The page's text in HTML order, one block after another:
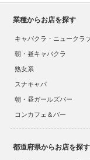
業種からお店を探す
キャバクラ・ニュークラ
朝・昼キャバクラ
熟女系
スナキャバ
朝・昼ガールズバー
コンカフェ＆バー
都道府県からお店を探す